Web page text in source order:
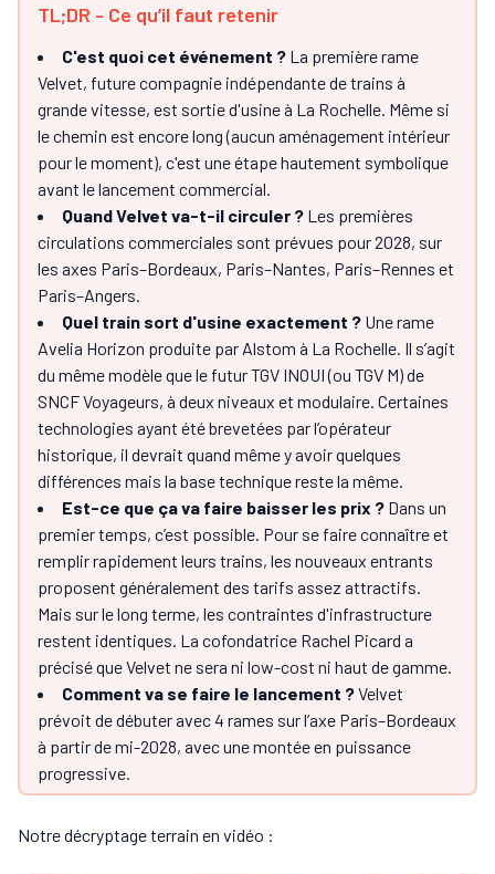
TL;DR - Ce qu’il faut retenir
C'est quoi cet événement ? La première rame
Velvet, future compagnie indépendante de trains à
grande vitesse, est sortie d'usine à La Rochelle. Même si
le chemin est encore long (aucun aménagement intérieur
pour le moment), c'est une étape hautement symbolique
avant le lancement commercial.
Quand Velvet va-t-il circuler ? Les premières
circulations commerciales sont prévues pour 2028, sur
les axes Paris–Bordeaux, Paris–Nantes, Paris–Rennes et
Paris–Angers.
Quel train sort d'usine exactement ? Une rame
Avelia Horizon produite par Alstom à La Rochelle. Il s’agit
du même modèle que le futur TGV INOUI (ou TGV M) de
SNCF Voyageurs, à deux niveaux et modulaire. Certaines
technologies ayant été brevetées par l’opérateur
historique, il devrait quand même y avoir quelques
différences mais la base technique reste la même.
Est-ce que ça va faire baisser les prix ? Dans un
premier temps, c’est possible. Pour se faire connaître et
remplir rapidement leurs trains, les nouveaux entrants
proposent généralement des tarifs assez attractifs.
Mais sur le long terme, les contraintes d'infrastructure
restent identiques. La cofondatrice Rachel Picard a
précisé que Velvet ne sera ni low-cost ni haut de gamme.
Comment va se faire le lancement ?Velvet
prévoit de débuter avec 4 rames sur l’axe Paris–Bordeaux
à partir de mi-2028, avec une montée en puissance
progressive.
Notre décryptage terrain en vidéo :